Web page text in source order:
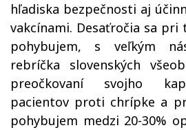
hľadiska bezpečnosti aj
vakcínami. Desaťročia sa pri
pohybujem, s veľkým
rebríčka slovenských
preočkovaní svojho
pacientov proti chrípke a
pohybujem medzi 20-30%